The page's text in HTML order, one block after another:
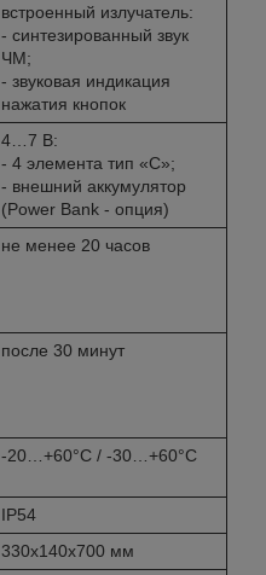
встроенный излучатель:
- синтезированный звук
ЧМ;
- звуковая индикация
нажатия кнопок
4…7 В:
- 4 элемента тип «С»;
- внешний аккумулятор
(Power Bank - опция)
не менее 20 часов
после 30 минут
-20…+60°С / -30…+60°С
IP54
330х140х700 мм